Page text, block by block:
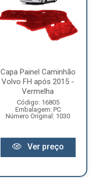
Capa Painel Caminhão
Volvo FH após 2015 -
Vermelha
Código: 16805
Embalagem: PC
Número Original: 1030
Ver preço